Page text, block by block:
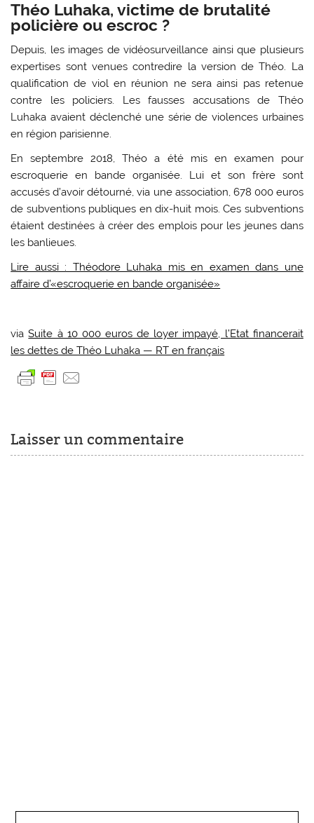
Théo Luhaka, victime de brutalité
policière ou escroc ?
Depuis, les images de vidéosurveillance ainsi que plusieurs
expertises sont venues contredire la version de Théo. La
qualification de viol en réunion ne sera ainsi pas retenue
contre les policiers. Les fausses accusations de Théo
Luhaka avaient déclenché une série de violences urbaines
en région parisienne.
En septembre 2018, Théo a été mis en examen pour
escroquerie en bande organisée. Lui et son frère sont
accusés d’avoir détourné, via une association, 678 000 euros
de subventions publiques en dix-huit mois. Ces subventions
étaient destinées à créer des emplois pour les jeunes dans
les banlieues.
Lire aussi : Théodore Luhaka mis en examen dans une
affaire d’«escroquerie en bande organisée»
viaSuite à 10 000 euros de loyer impayé, l’Etat financerait
les dettes de Théo Luhaka — RT en français
Laisser un commentaire